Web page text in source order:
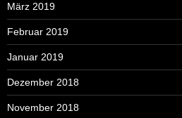
März 2019
Februar 2019
Januar 2019
Dezember 2018
November 2018